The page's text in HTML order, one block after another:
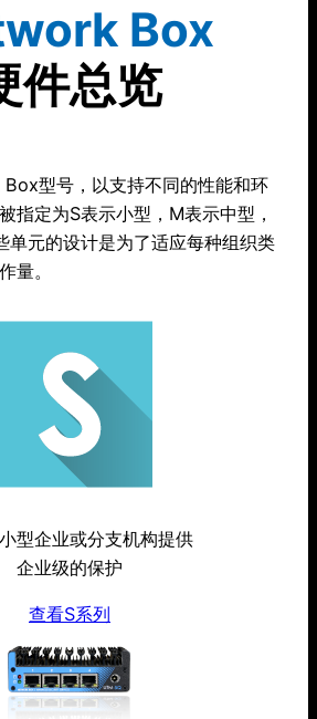
Box
件总览
型号，以支持不同的性能和环
指定为S表示小型，M表示中型，
单元的设计是为了适应每种组织类
量。
型企业或分支机构提供
企业级的保护
查看S系列